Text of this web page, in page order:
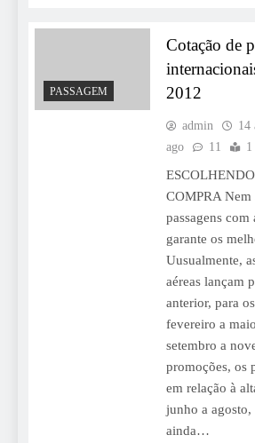
PASSAGEM
Cotação de
2012
admin
14
ago
11
COMPRA Nem
passagens com
garante os
Uusualmente,
aéreas lançam
anterior, para
fevereiro a
setembro a
promoções, os
em relação à
junho a agosto,
ainda…